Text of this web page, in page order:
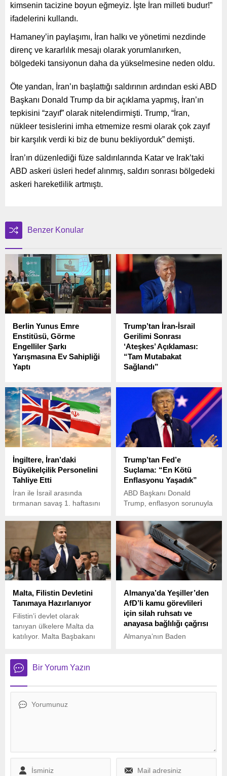
kimsenin tacizine boyun eğmeyiz. İşte İran milleti budur!”
ifadelerini kullandı.
Hamaney’in paylaşımı, İran halkı ve yönetimi nezdinde
direnç ve kararlılık mesajı olarak yorumlanırken,
bölgedeki tansiyonun daha da yükselmesine neden oldu.
Öte yandan, İran’ın başlattığı saldırının ardından eski ABD
Başkanı Donald Trump da bir açıklama yapmış, İran’ın
tepkisini “zayıf” olarak nitelendirmişti. Trump, “İran,
nükleer tesislerini imha etmemize resmi olarak çok zayıf
bir karşılık verdi ki biz de bunu bekliyorduk” demişti.
İran’ın düzenlediği füze saldırılarında Katar ve Irak’taki
ABD askeri üsleri hedef alınmış, saldırı sonrası bölgedeki
askeri hareketlilik artmıştı.
Benzer Konular
Berlin Yunus Emre
Enstitüsü, Görme
Engelliler Şarkı
Yarışmasına Ev Sahipliği
Yaptı
Enstitüsü, görme engelli
sanatçılara uluslararası
düzeyde sahne imkânı
sunan anlamlı bir etkinliğe
ev sahipliği yaptı.
Trump’tan İran-İsrail
Gerilimi Sonrası
‘Ateşkes’ Açıklaması:
“Tam Mutabakat
Sağlandı”
ABD askeri üslerine yönelik
başlattığı “Beşaretü’l-Feth”
(Zaferin Müjdesi)
operasyonunun ardından,
Orta Doğu’daki savaş riski
dünya gündemine oturdu.
Trump’tan tansiyonu
düşüren kritik bir açıklama
geldi.
İngiltere, İran’daki
Büyükelçilik Personelini
Tahliye Etti
İran ile İsrail arasında
tırmanan savaş 1. haftasını
gerilim uluslararası düzeyde
yeni tedbirleri de
beraberinde getiriyor.
Trump’tan Fed’e
Suçlama: “En Kötü
Enflasyonu Yaşadık”
ABD Başkanı Donald
Trump, enflasyon sorunuyla
Jerome Powell’ı suçladı ve
ABD’nin tarihindeki en kötü
enflasyonu yaşadığını
belirtti.
Malta, Filistin Devletini
Tanımaya Hazırlanıyor
Filistin’i devlet olarak
tanıyan ülkelere Malta da
katılıyor. Malta Başbakanı
devletini resmen
tanıyacağını duyurdu.
Almanya’da Yeşiller’den
AfD’li kamu görevlileri
için silah ruhsatı ve
anayasa bağlılığı çağrısı
Almanya’nın Baden
Partisi üyelerinin kamu
Bir Yorum Yazın